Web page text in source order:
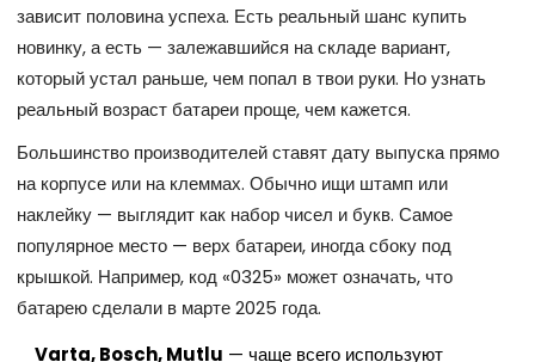
зависит половина успеха. Есть реальный шанс купить
новинку, а есть — залежавшийся на складе вариант,
который устал раньше, чем попал в твои руки. Но узнать
реальный возраст батареи проще, чем кажется.
Большинство производителей ставят дату выпуска прямо
на корпусе или на клеммах. Обычно ищи штамп или
наклейку — выглядит как набор чисел и букв. Самое
популярное место — верх батареи, иногда сбоку под
крышкой. Например, код «0325» может означать, что
батарею сделали в марте 2025 года.
Varta, Bosch, Mutlu — чаще всего используют